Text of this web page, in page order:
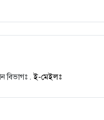
ডিবির জালে ৫ মাদক
হত্যার অভিযোগে
ফাতেহি
বিভাগঃ .ই-মেইলঃ